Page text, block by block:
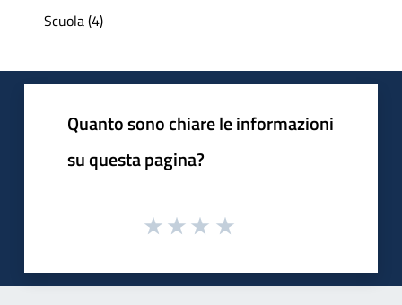
Scuola (4)
Quanto sono chiare le informazioni
su questa pagina?